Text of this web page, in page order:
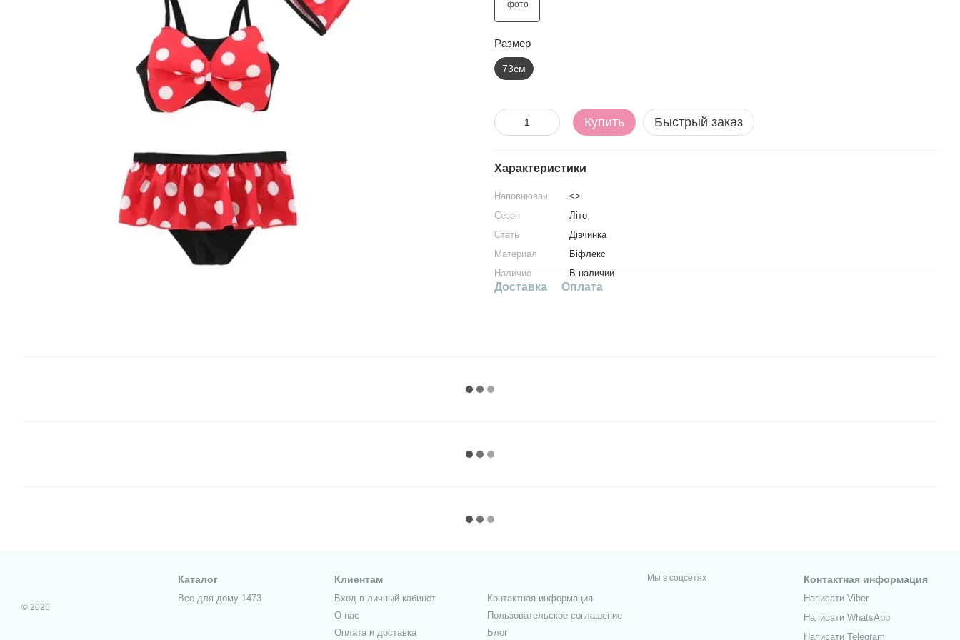
Размер
73см
Купить Быстрый заказ
Характеристики
Наповнювач
<>
Сезон
Літо
Стать
Дівчинка
Материал
Біфлекс
Наличие
В наличии
Доставка Оплата
© 2026
Каталог
Все для дому 1473
Клиентам
Вход в личный кабинет
О нас
Оплата и доставка
Контактная информация
Пользовательское соглашение
Блог
Мы в соцсетях Контактная информация
Написати Viber
Написати WhatsApp
Написати Telegram